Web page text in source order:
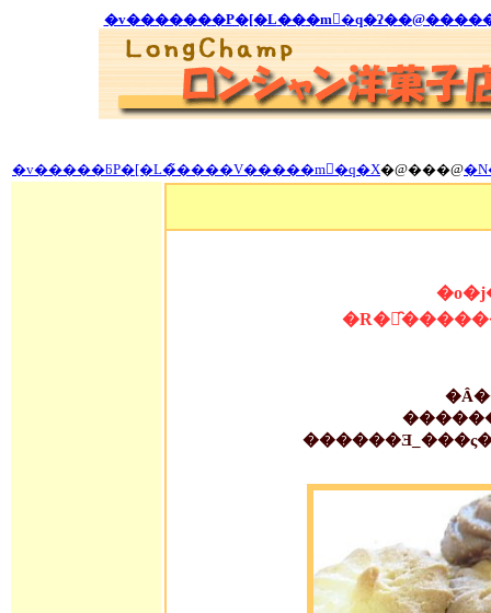
�v�������P�[�L���m�َq�ʔ�
�v�����ƃP�[�L�̃����V�����m�َq�X�@���@